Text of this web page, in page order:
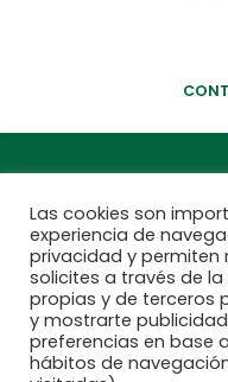
Las cookies son
experiencia de
privacidad y permiten
solicites a través de la
propias y de terceros
y mostrarte
preferencias en base
hábitos de